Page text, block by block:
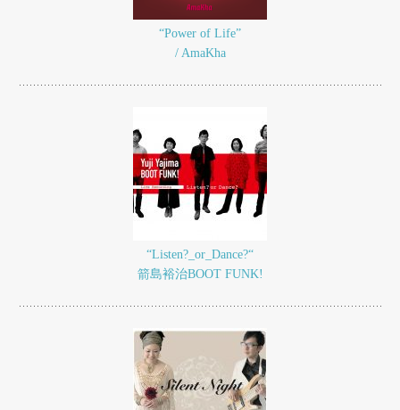
“Power of Life”
/ AmaKha
“Listen?_or_Dance?“
箭島裕治BOOT FUNK!